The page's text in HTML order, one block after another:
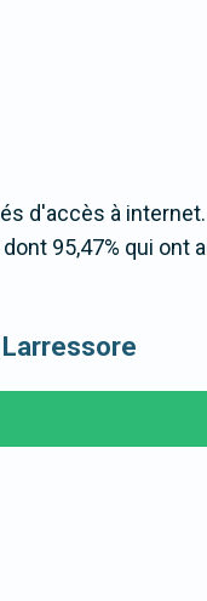
d'accès à internet.
95,47% qui ont